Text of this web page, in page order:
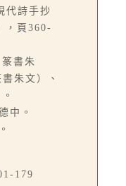
代詩手抄
，頁360-
書朱
朱文）、
中。
179